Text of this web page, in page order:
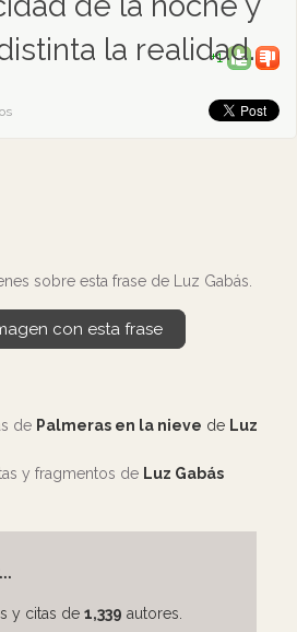
la realidad.
+1
sobre esta frase de Luz Gabás.
con esta frase
de Palmeras en la nieve de Luz
y fragmentos de Luz Gabás
y citas de 1,339 autores.